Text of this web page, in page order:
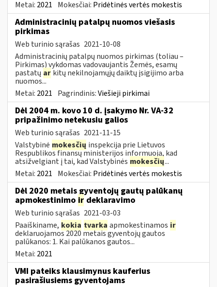
Metai: 2021 Mokesčiai: Pridėtinės vertės mokestis
Administracinių patalpų nuomos viešasis
pirkimas
Web turinio sąrašas 2021-10-08
Administracinių patalpų nuomos pirkimas (toliau –
Pirkimas) vykdomas vadovaujantis Žemės, esamų
pastatų ar kitų nekilnojamųjų daiktų įsigijimo arba
nuomos...
Metai: 2021 Pagrindinis:Viešieji pirkimai
Dėl 2004 m. kovo 10 d. įsakymo Nr. VA-32
pripažinimo netekusiu galios
Web turinio sąrašas 2021-11-15
Valstybinė mokesčių inspekcija prie Lietuvos
Respublikos finansų ministerijos informuoja, kad
atsižvelgiant į tai, kad Valstybinės mokesčių...
Metai: 2021 Mokesčiai: Pridėtinės vertės mokestis
Dėl 2020 metais gyventojų gautų palūkanų
apmokestinimo ir deklaravimo
Web turinio sąrašas 2021-03-03
Paaiškiname, kokia tvarka apmokestinamos ir
deklaruojamos 2020 metais gyventojų gautos
palūkanos: 1. Kai palūkanos gautos...
Metai: 2021
VMI pateiks klausimynus kauferius
pasirašiusiems gyventojams